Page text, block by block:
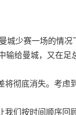
城少赛一场的情况
输给曼城，又在足
将彻底消失。考虑
们按时间顺序回